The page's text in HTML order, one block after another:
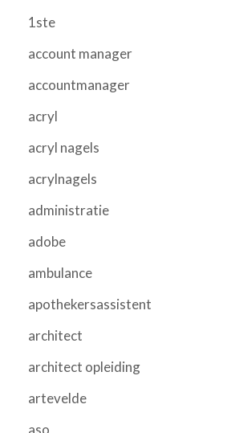
1ste
account manager
accountmanager
acryl
acryl nagels
acrylnagels
administratie
adobe
ambulance
apothekersassistent
architect
architect opleiding
artevelde
aso